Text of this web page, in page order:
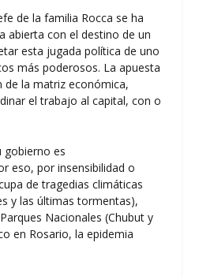
de la familia Rocca se ha
abierta con el destino de un
esta jugada política de uno
más poderosos. La apuesta
de la matriz económica,
el trabajo al capital, con o
gobierno es
eso, por insensibilidad o
de tragedias climáticas
y las últimas tormentas),
Nacionales (Chubut y
en Rosario, la epidemia